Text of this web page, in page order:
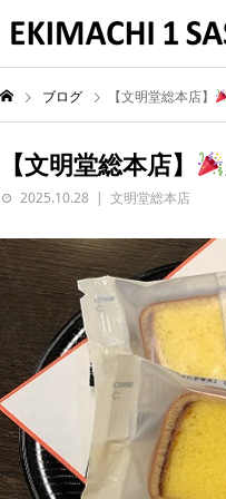
ブログ 【文明堂総本店】
【文明堂総本店】
2025.10.28 文明堂総本店